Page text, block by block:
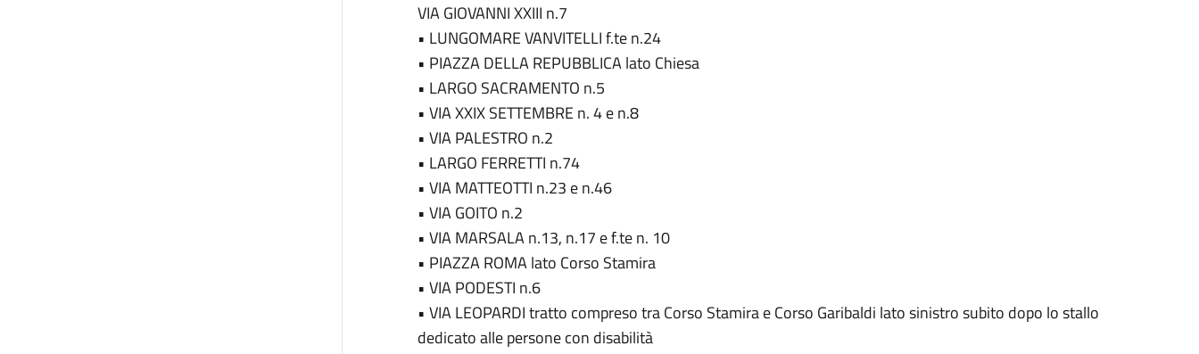
VIA GIOVANNI XXIII n.7
• LUNGOMARE VANVITELLI f.te n.24
• PIAZZA DELLA REPUBBLICA lato Chiesa
• LARGO SACRAMENTO n.5
• VIA XXIX SETTEMBRE n. 4 e n.8
• VIA PALESTRO n.2
• LARGO FERRETTI n.74
• VIA MATTEOTTI n.23 e n.46
• VIA GOITO n.2
• VIA MARSALA n.13, n.17 e f.te n. 10
• PIAZZA ROMA lato Corso Stamira
• VIA PODESTI n.6
• VIA LEOPARDI tratto compreso tra Corso Stamira e Corso Garibaldi lato sinistro subito dopo lo stallo
dedicato alle persone con disabilità